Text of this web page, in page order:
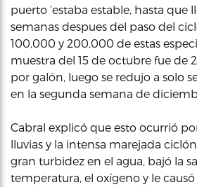
puerto ‘estaba estable, hasta que
semanas despues del paso del
100,000 y 200,000 de estas
muestra del 15 de octubre fue de
por galón, luego se redujo a solo
en la segunda semana de
Cabral explicó que esto ocurrió
lluvias y la intensa marejada
gran turbidez en el agua, bajó la
temperatura, el oxígeno y le